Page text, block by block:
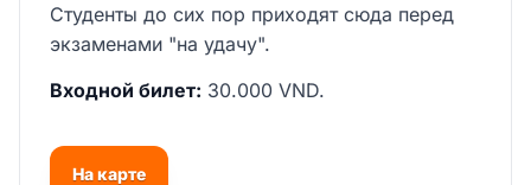
Студенты до сих пор приходят сюда перед
экзаменами "на удачу".
Входной билет: 30.000 VND.
На карте